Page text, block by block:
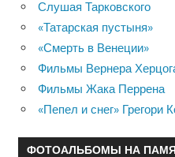
Слушая Тарковского
«Татарская пустыня»
«Смерть в Венеции»
Фильмы Вернера
Фильмы Жака Перрена
«Пепел и снег» Грегори
ФОТОАЛЬБОМЫ НА